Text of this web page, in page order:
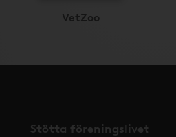
VetZoo
Stötta föreningslivet